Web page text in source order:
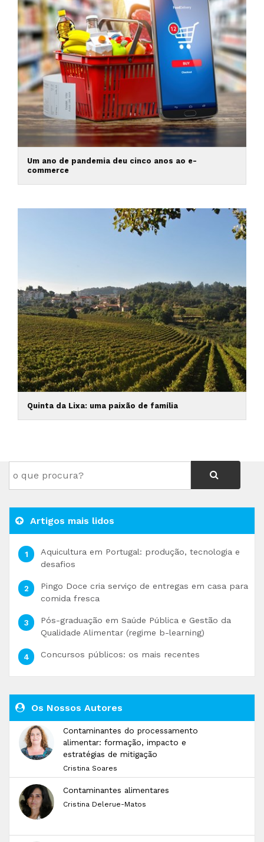
Um ano de pandemia deu cinco anos ao e-
commerce
Quinta da Lixa: uma paixão de família
Artigos mais lidos
Aquicultura em Portugal: produção, tecnologia e
desafios
Pingo Doce cria serviço de entregas em casa para
comida fresca
Pós-graduação em Saúde Pública e Gestão da
Qualidade Alimentar (regime b-learning)
Concursos públicos: os mais recentes
Os Nossos Autores
Contaminantes do processamento
alimentar: formação, impacto e
estratégias de mitigação
Cristina Soares
Contaminantes alimentares
Cristina Delerue-Matos